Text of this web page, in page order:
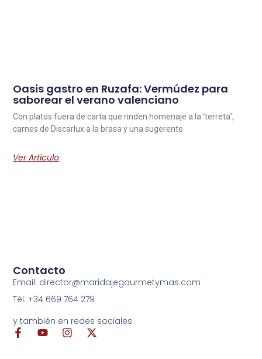
Oasis gastro en Ruzafa: Vermúdez para
saborear el verano valenciano
Con platos fuera de carta que rinden homenaje a la ‘terreta’,
carnes de Discarlux a la brasa y una sugerente
Ver Artículo
Contacto
Email: director@maridajegourmetymas.com
Tél: +34 669 764 279
y también en redes sociales